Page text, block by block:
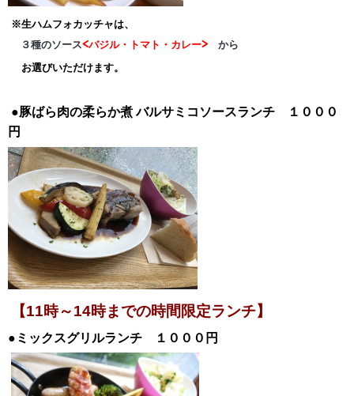
※生ハムフォカッチャは、
３種のソース<バジル・トマト・カレー> から
お選びいただけます。
●豚ばら肉の柔らか煮バルサミコソースランチ １０００
円
【11時～14時までの時間限定ランチ】
●ミックスグリルランチ １０００円